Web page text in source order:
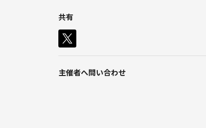
共有
主催者へ問い合わせ